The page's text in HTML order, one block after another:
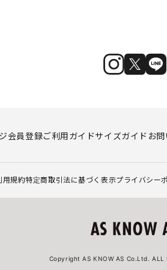
会員登録ご利用ガイドサイズガイド お
用規約特定商取引法に基づく表示プライバシー
Copyright AS KNOW AS Co.Ltd. ALL